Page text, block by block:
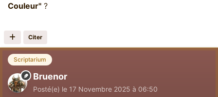
Couleur" ?
Citer
Scriptarium
Bruenor
Posté(e) le 17 Novembre 2025 à 06:50